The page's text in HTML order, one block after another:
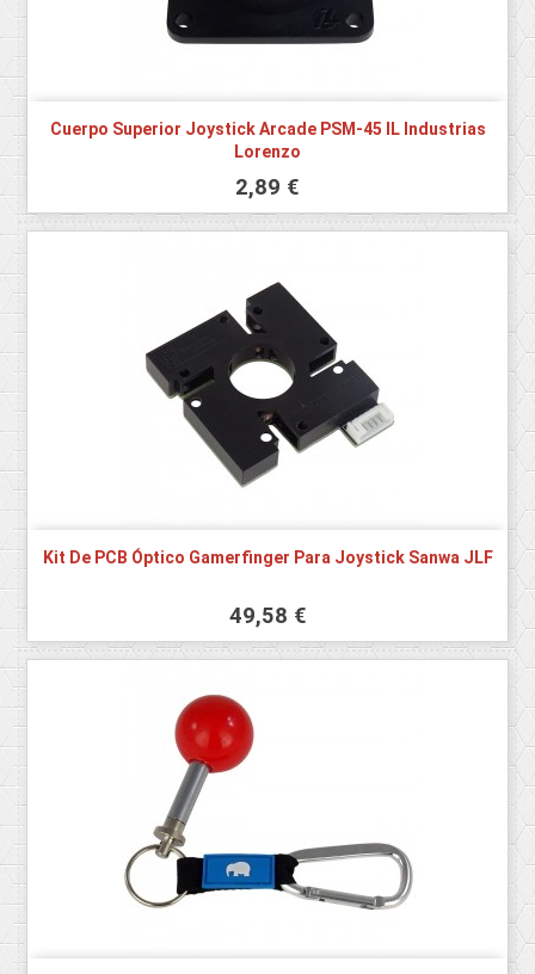
Cuerpo Superior Joystick Arcade PSM-45 IL Industrias
Lorenzo
2,89 €
Kit De PCB Óptico Gamerfinger Para Joystick Sanwa JLF
49,58 €